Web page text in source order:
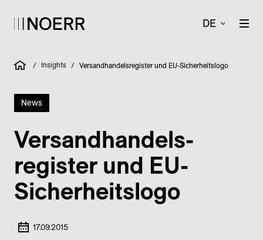
DE
/ Insights / Versandhandelsregister und EU-Sicherheitslogo
News
Versand­handels­
register und EU-
Sicher­heits­logo
17.09.2015